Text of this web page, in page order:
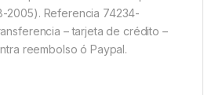
2005). Referencia 74234-
– tarjeta de crédito –
reembolso ó Paypal.